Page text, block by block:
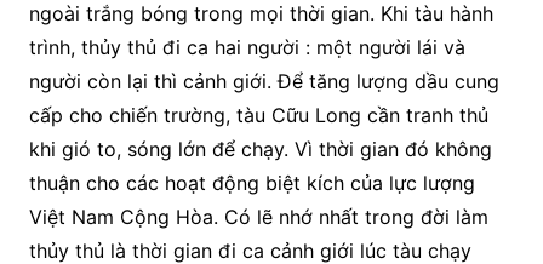
ngoài trắng bóng trong mọi thời gian. Khi tàu hành
trình, thủy thủ đi ca hai người : một người lái và
người còn lại thì cảnh giới. Để tăng lượng dầu cung
cấp cho chiến trường, tàu Cữu Long cần tranh thủ
khi gió to, sóng lớn để chạy. Vì thời gian đó không
thuận cho các hoạt động biệt kích của lực lượng
Việt Nam Cộng Hòa. Có lẽ nhớ nhất trong đời làm
thủy thủ là thời gian đi ca cảnh giới lúc tàu chạy